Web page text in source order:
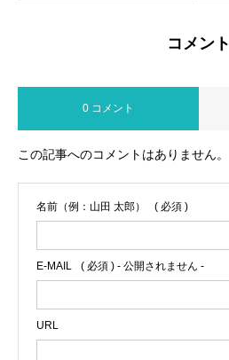
コメント
0 コメント
この記事へのコメントはありません。
名前（例：山田 太郎） ( 必須 )
E-MAIL ( 必須 ) - 公開されません -
URL